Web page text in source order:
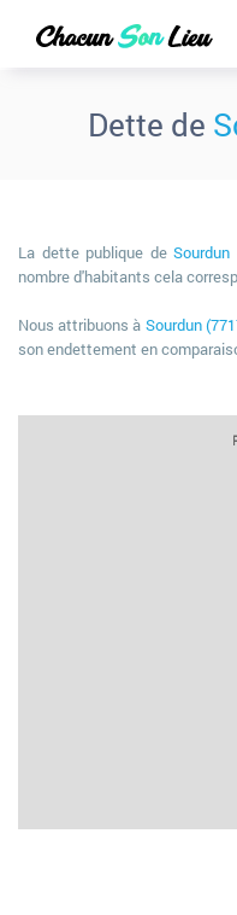
Dette de
La dette publique deSourdun
nombre d'habitants cela
Nous attribuons à Sourdun
son endettement en